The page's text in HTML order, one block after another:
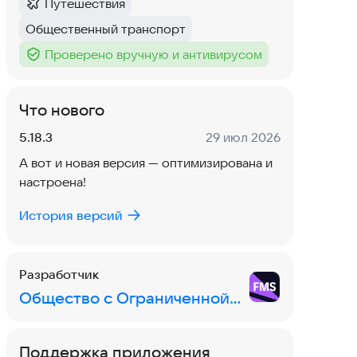
Категория:
Путешествия
Тег:
Общественный транспорт
Тег :
Проверено вручную и антивирусом
Что нового
Версия:
5.18.3 Дата:
29 июл 2026
А вот и новая версия — оптимизирована и
настроена!
История версий
Разработчик
Общество с Ограниченной Ответственностью "Новые транспортные системы"
Поддержка приложения